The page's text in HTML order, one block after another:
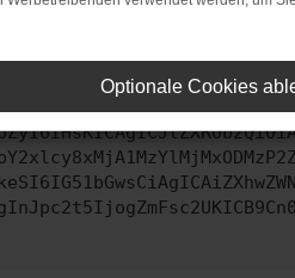
uns bitte. Wir werden
Optionale Cookies